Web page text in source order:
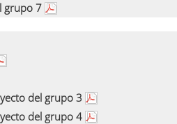
grupo 7
del grupo 3
del grupo 4